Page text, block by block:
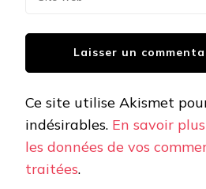
Ce site utilise Akismet
indésirables. En savoir
les données de vos
traitées.